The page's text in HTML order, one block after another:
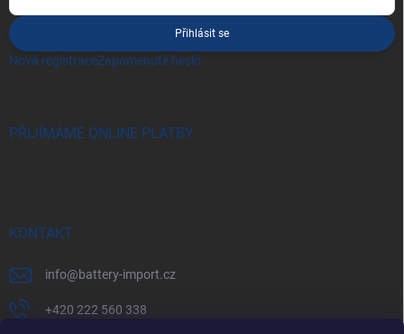
Přihlásit se
Nová registraceZapomenuté heslo
PŘIJÍMÁME ONLINE PLATBY
KONTAKT
info@battery-import.cz
+420 222 560 338